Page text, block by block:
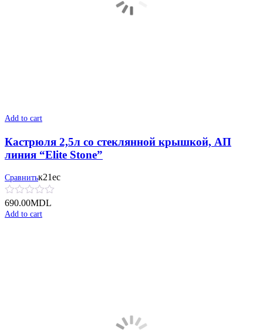
Add to cart
Кастрюля 2,5л со стеклянной крышкой, АП
линия “Elite Stone”
Сравнитьк21ес
690.00MDL
Add to cart